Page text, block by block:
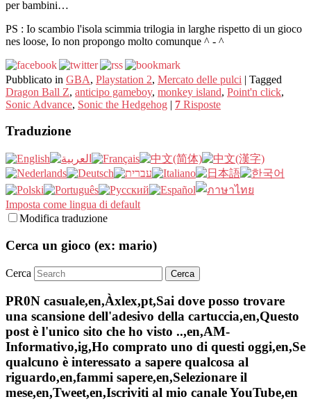
per bambini…
PS : Io scambio l'isola scimmia trilogia in larghe rispetto di un gioco
nes loose, Io non propongo molto comunque ^ - ^
Pubblicato in GBA, Playstation 2, Mercato delle pulci | Tagged
Dragon Ball Z, anticipo gameboy, monkey island, Point'n click,
Sonic Advance, Sonic the Hedgehog | 7 Risposte
Traduzione
Imposta come lingua di default
Modifica traduzione
Cerca un gioco (ex: mario)
Cerca
PR0N casuale,en,Àxlex,pt,Sai dove posso trovare
una scansione dell'adesivo della cartuccia,en,Questo
post è l'unico sito che ho visto ..,en,AM-
Informativo,ig,Ho comprato uno di questi oggi,en,Se
qualcuno è interessato a sapere qualcosa al
riguardo,en,fammi sapere,en,Selezionare il
mese,en,Tweet,en,Iscriviti al mio canale YouTube,en